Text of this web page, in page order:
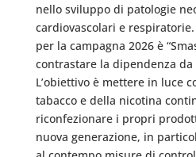
nello sviluppo di patologie
cardiovascolari e respiratorie.
per la campagna 2026 è
contrastare la dipendenza da
L’obiettivo è mettere in luce
tabacco e della nicotina
riconfezionare i propri
nuova generazione, in